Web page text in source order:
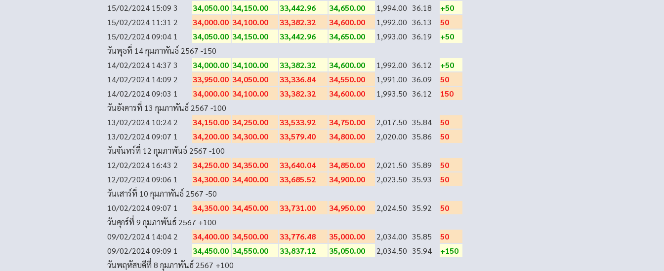
15/02/2024 15:09 3 34,050.00 34,150.00 33,442.96 34,650.00 1,994.00 36.18
+50
15/02/2024 11:31 2 34,000.00 34,100.00 33,382.32 34,600.00 1,992.00 36.13
50
15/02/2024 09:04 1 34,050.00 34,150.00 33,442.96 34,650.00 1,993.00 36.19
+50
วันพุธที่ 14 กุมภาพันธ์ 2567 -150
14/02/2024 14:37 3 34,000.00 34,100.00 33,382.32 34,600.00 1,992.00 36.12
+50
14/02/2024 14:09 2 33,950.00 34,050.00 33,336.84 34,550.00 1,991.00 36.09
50
14/02/2024 09:03 1 34,000.00 34,100.00 33,382.32 34,600.00 1,993.50 36.12
150
วันอังคารที่ 13 กุมภาพันธ์ 2567 -100
13/02/2024 10:24 2 34,150.00 34,250.00 33,533.92 34,750.00 2,017.50 35.84
50
13/02/2024 09:07 1 34,200.00 34,300.00 33,579.40 34,800.00 2,020.00 35.86
50
วันจันทร์ที่ 12 กุมภาพันธ์ 2567 -100
12/02/2024 16:43 2 34,250.00 34,350.00 33,640.04 34,850.00 2,021.50 35.89
50
12/02/2024 09:06 1 34,300.00 34,400.00 33,685.52 34,900.00 2,023.50 35.93
50
วันเสาร์ที่ 10 กุมภาพันธ์ 2567 -50
10/02/2024 09:07 1 34,350.00 34,450.00 33,731.00 34,950.00 2,024.50 35.92
50
วันศุกร์ที่ 9 กุมภาพันธ์ 2567 +100
09/02/2024 14:04 2 34,400.00 34,500.00 33,776.48 35,000.00 2,034.00 35.85
50
09/02/2024 09:09 1 34,450.00 34,550.00 33,837.12 35,050.00 2,034.50 35.94
+150
วันพฤหัสบดีที่ 8 กุมภาพันธ์ 2567 +100